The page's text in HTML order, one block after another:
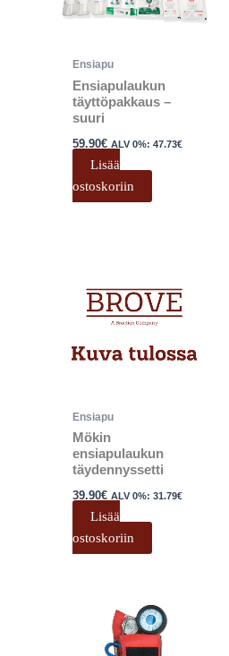
Ensiapu
Ensiapulaukun
täyttöpakkaus –
suuri
59.90€ ALV 0%:47.73€
Lisää
ostoskoriin
Ensiapu
Mökin
ensiapulaukun
täydennyssetti
39.90€ ALV 0%:31.79€
Lisää
ostoskoriin